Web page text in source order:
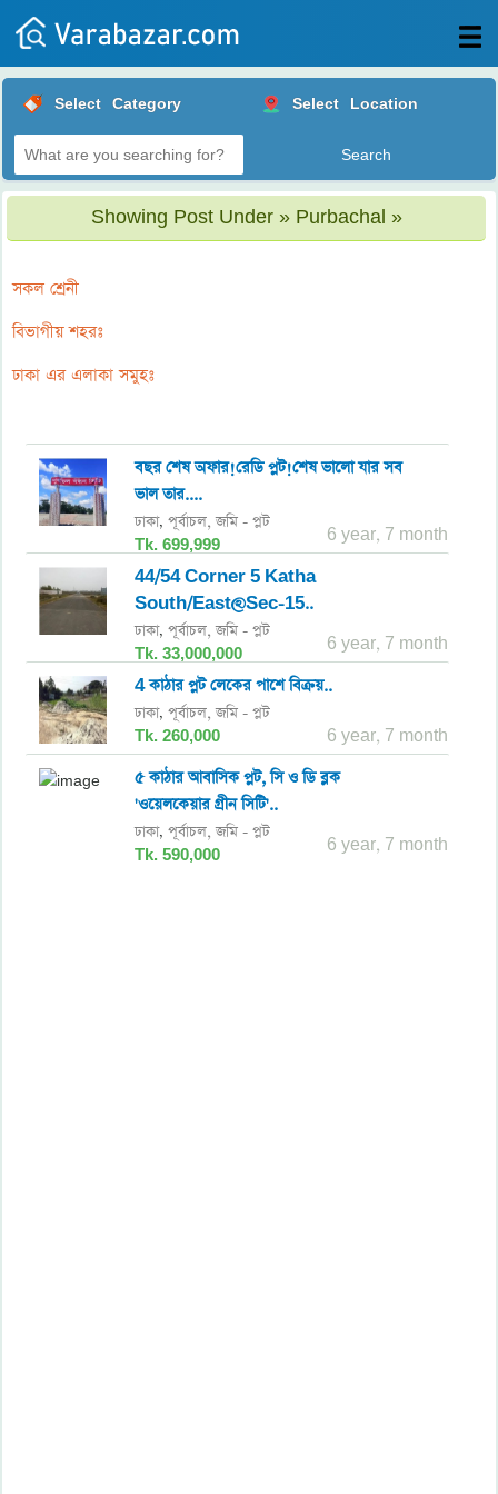
Posts
Login
Select Category Select Location
Showing Post Under » Purbachal »
সকল শ্রেনী
বিভাগীয় শহরঃ
ঢাকা এর এলাকা সমুহঃ
বছর শেষ অফার!রেডি প্লট!শেষ ভালো যার সব
ভাল তার....
ঢাকা,পূর্বাচল, জমি - প্লট
Tk. 699,999 6 year, 7 month
44/54 Corner 5 Katha
South/East@Sec-15..
ঢাকা,পূর্বাচল, জমি - প্লট
Tk. 33,000,000 6 year, 7 month
4 কাঠার প্লট লেকের পাশে বিক্রয়..
ঢাকা,পূর্বাচল, জমি - প্লট
Tk. 260,000 6 year, 7 month
৫ কাঠার আবাসিক প্লট, সি ও ডি ব্লক
'ওয়েলকেয়ার গ্রীন সিটি'..
ঢাকা,পূর্বাচল, জমি - প্লট
Tk. 590,000 6 year, 7 month